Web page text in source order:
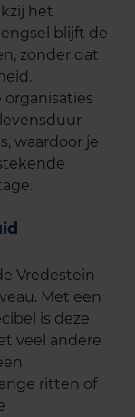
het
blijft de
zonder dat
waardoor je
Vredestein
Met een
is deze
veel andere
ritten of